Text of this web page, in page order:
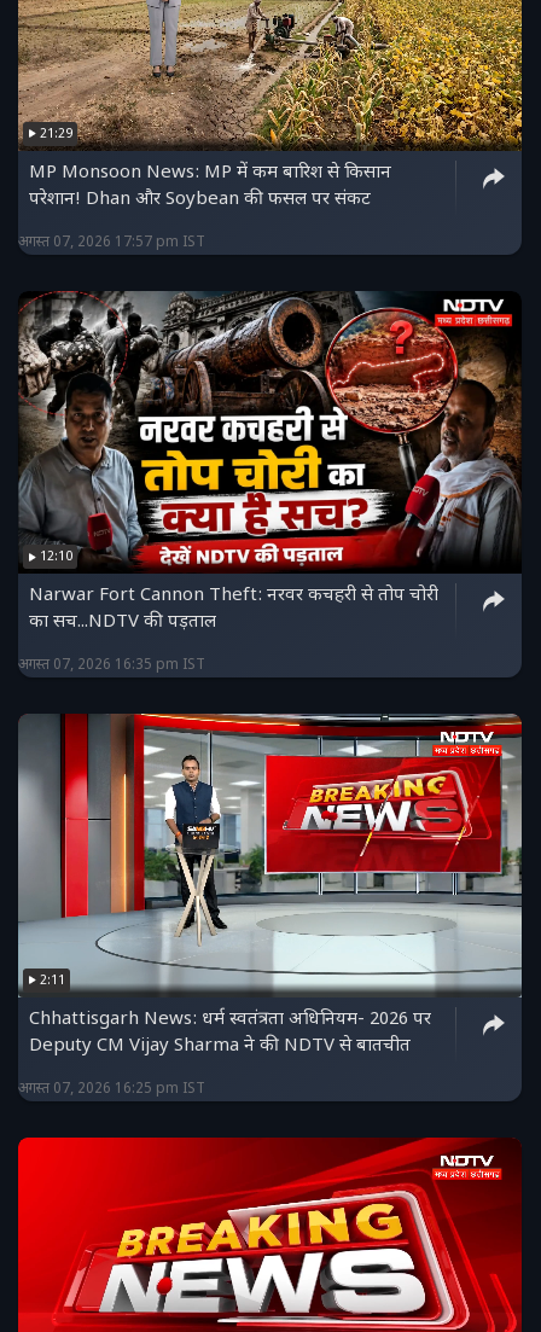
21:29
MP Monsoon News: MP में कम बारिश से किसान
परेशान! Dhan और Soybean की फसल पर संकट
अगस्त 07, 2026 17:57 pm IST
12:10
Narwar Fort Cannon Theft: नरवर कचहरी से तोप चोरी
का सच...NDTV की पड़ताल
अगस्त 07, 2026 16:35 pm IST
2:11
Chhattisgarh News: धर्म स्वतंत्रता अधिनियम- 2026 पर
Deputy CM Vijay Sharma ने की NDTV से बातचीत
अगस्त 07, 2026 16:25 pm IST